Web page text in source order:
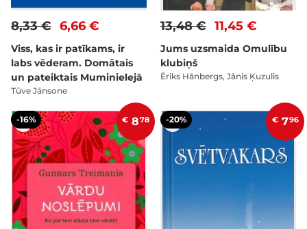
6,66 €
8,33 €
Viss, kas ir patīkams, ir
labs vēderam. Domātais
un pateiktais Muminielejā
Tūve Jānsone
11,45 €
13,48 €
Jums uzsmaida Omulību
klubiņš
Ēriks Hānbergs, Jānis Ķuzulis
-16% € 878 -20% € 796